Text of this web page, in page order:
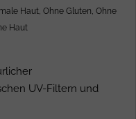
Haut Ohne Gluten Ohne
Haut
UV-Filtern und